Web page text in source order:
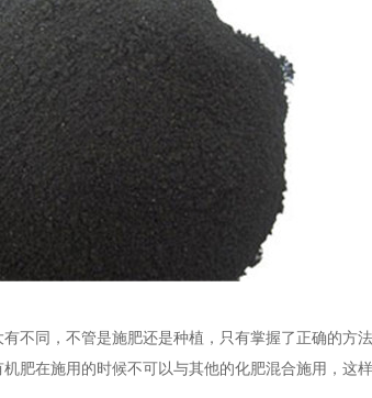
不同，不管是施肥还是种植，只有掌握了正确的方
肥在施用的时候不可以与其他的化肥混合施用，这